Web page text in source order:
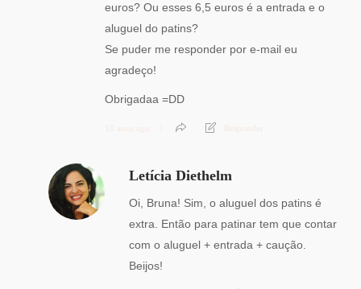
euros? Ou esses 6,5 euros é a entrada e o
aluguel do patins?
Se puder me responder por e-mail eu
agradeço!
Obrigadaa =DD
10 anos ago Responder
Letícia Diethelm
Oi, Bruna! Sim, o aluguel dos patins é
extra. Então para patinar tem que contar
com o aluguel + entrada + caução.
Beijos!